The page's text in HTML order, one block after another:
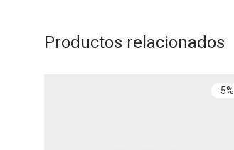
Productos relacionados
-5%